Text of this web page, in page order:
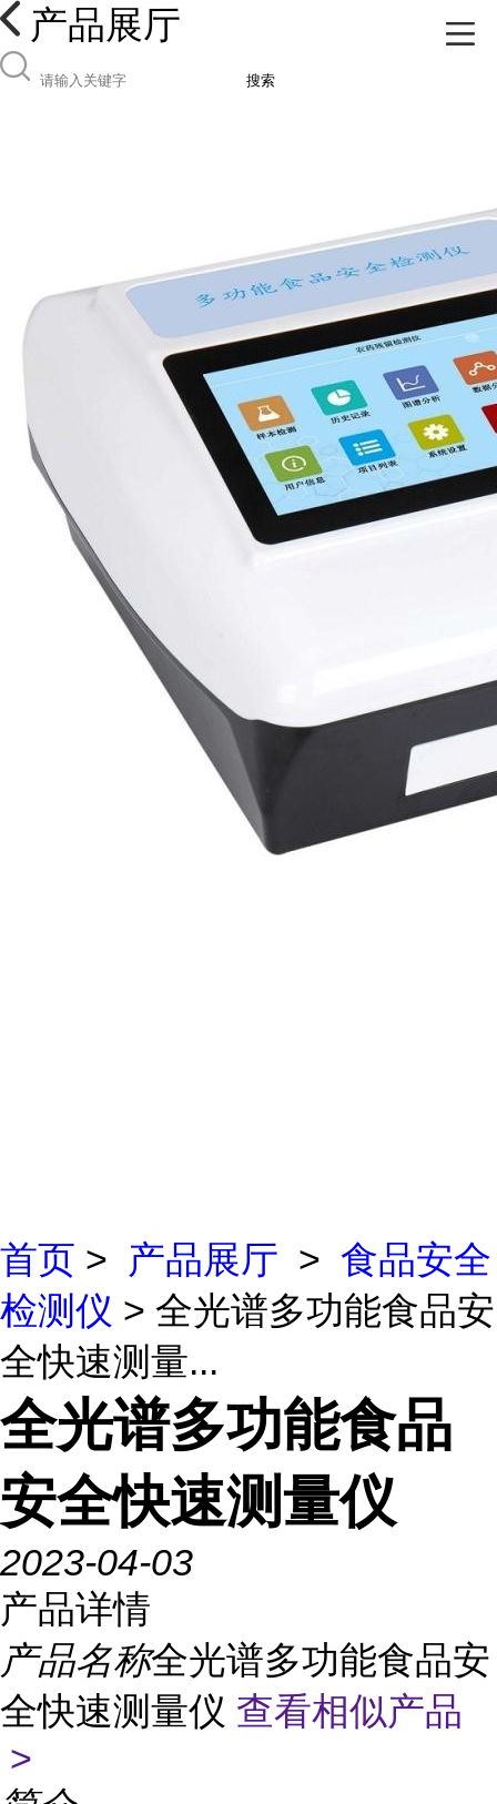
产品展厅
搜索
首页 > 产品展厅 > 食品安全
检测仪 > 全光谱多功能食品安
全快速测量...
全光谱多功能食品
安全快速测量仪
2023-04-03
产品详情
产品名称全光谱多功能食品安
全快速测量仪 查看相似产品
>